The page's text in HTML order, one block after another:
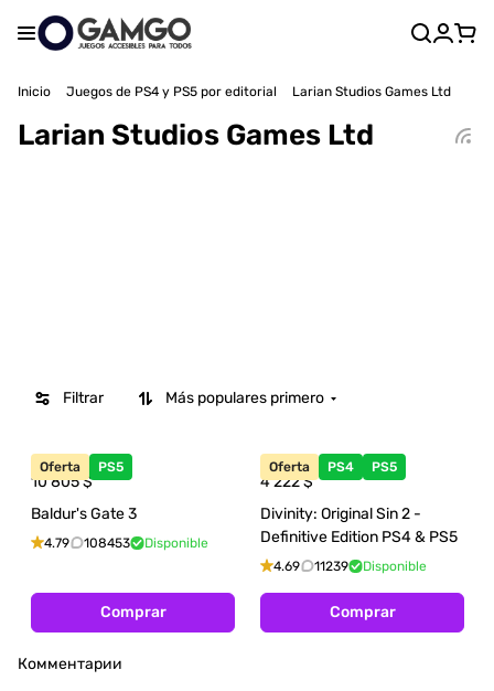
Inicio Juegos de PS4 y PS5 por editorial Larian Studios Games Ltd
Larian Studios Games Ltd
Filtrar Más populares primero
Oferta PS5
10 805$
Baldur's Gate 3
4.79 108453 Disponible
Comprar
Oferta PS4 PS5
4 222$
Divinity: Original Sin 2 -
Definitive Edition PS4 & PS5
4.69 11239 Disponible
Comprar
Комментарии